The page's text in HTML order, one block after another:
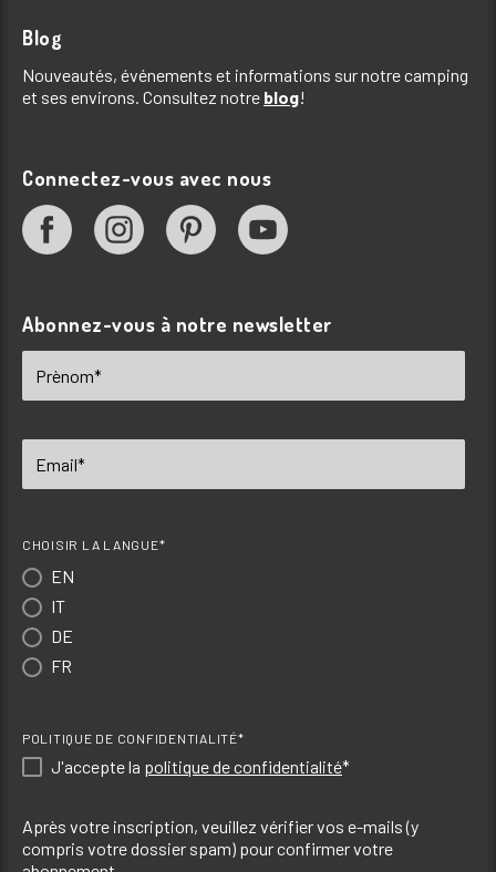
Blog
Nouveautés, événements et informations sur notre camping
et ses environs. Consultez notre blog!
Connectez-vous avec nous
Abonnez-vous à notre newsletter
CHOISIR LA LANGUE*
EN
IT
DE
FR
POLITIQUE DE CONFIDENTIALITÉ*
J'accepte la politique de confidentialité*
Après votre inscription, veuillez vérifier vos e-mails (y
compris votre dossier spam) pour confirmer votre